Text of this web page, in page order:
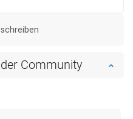
Community